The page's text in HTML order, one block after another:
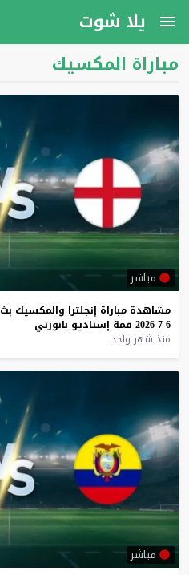
يلا شوت
مباراة المكسيك
مباشر
مشاهدة مباراة إنجلترا والمكسيك بث
6-7-2026
قمة إستاديو بانورتي
منذ شهر واحد
مباشر